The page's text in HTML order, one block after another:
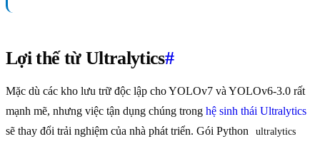
Lợi thế từ Ultralytics#
Mặc dù các kho lưu trữ độc lập cho YOLOv7 và YOLOv6-3.0 rất
mạnh mẽ, nhưng việc tận dụng chúng trong hệ sinh thái Ultralytics
sẽ thay đổi trải nghiệm của nhà phát triển. Gói Python
ultralytics